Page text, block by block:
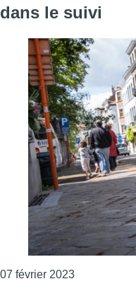
dans le suivi
07 février 2023Consulter